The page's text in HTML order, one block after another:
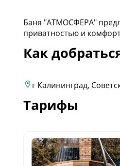
Баня "АТМОСФЕРА"
приватностью и
Как
г Калининград,
Тарифы